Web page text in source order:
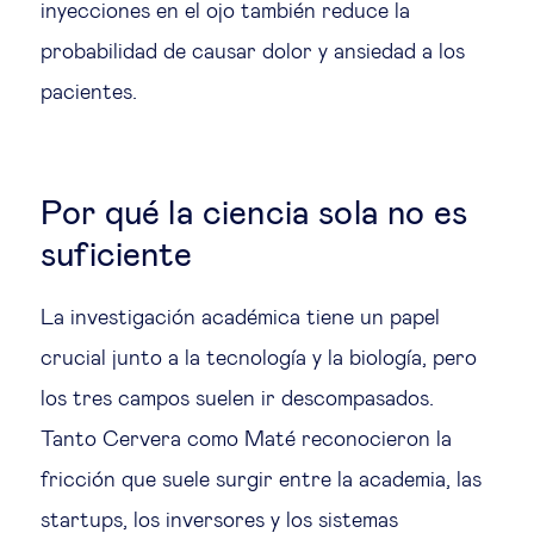
inyecciones en el ojo también reduce la
probabilidad de causar dolor y ansiedad a los
pacientes.
Por qué la ciencia sola no es
suficiente
La investigación académica tiene un papel
crucial junto a la tecnología y la biología, pero
los tres campos suelen ir descompasados.
Tanto Cervera como Maté reconocieron la
fricción que suele surgir entre la academia, las
startups, los inversores y los sistemas